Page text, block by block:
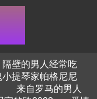
隔壁的男人经常吃
小提琴家帕格尼尼
来自罗马的男人